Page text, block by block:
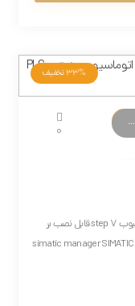
33% تخفیف
نرم افزارهای PLC Siemens
0
دانلود نرم افزار Step 7 5.0 SP4 نسخه نایاب نرم افزار محبوب step 7 قابل نصب بر
روی ویندوزهای XP SP3- 2000 SP3 و ویندوز 7 نرم افزار simatic manager SIMATIC